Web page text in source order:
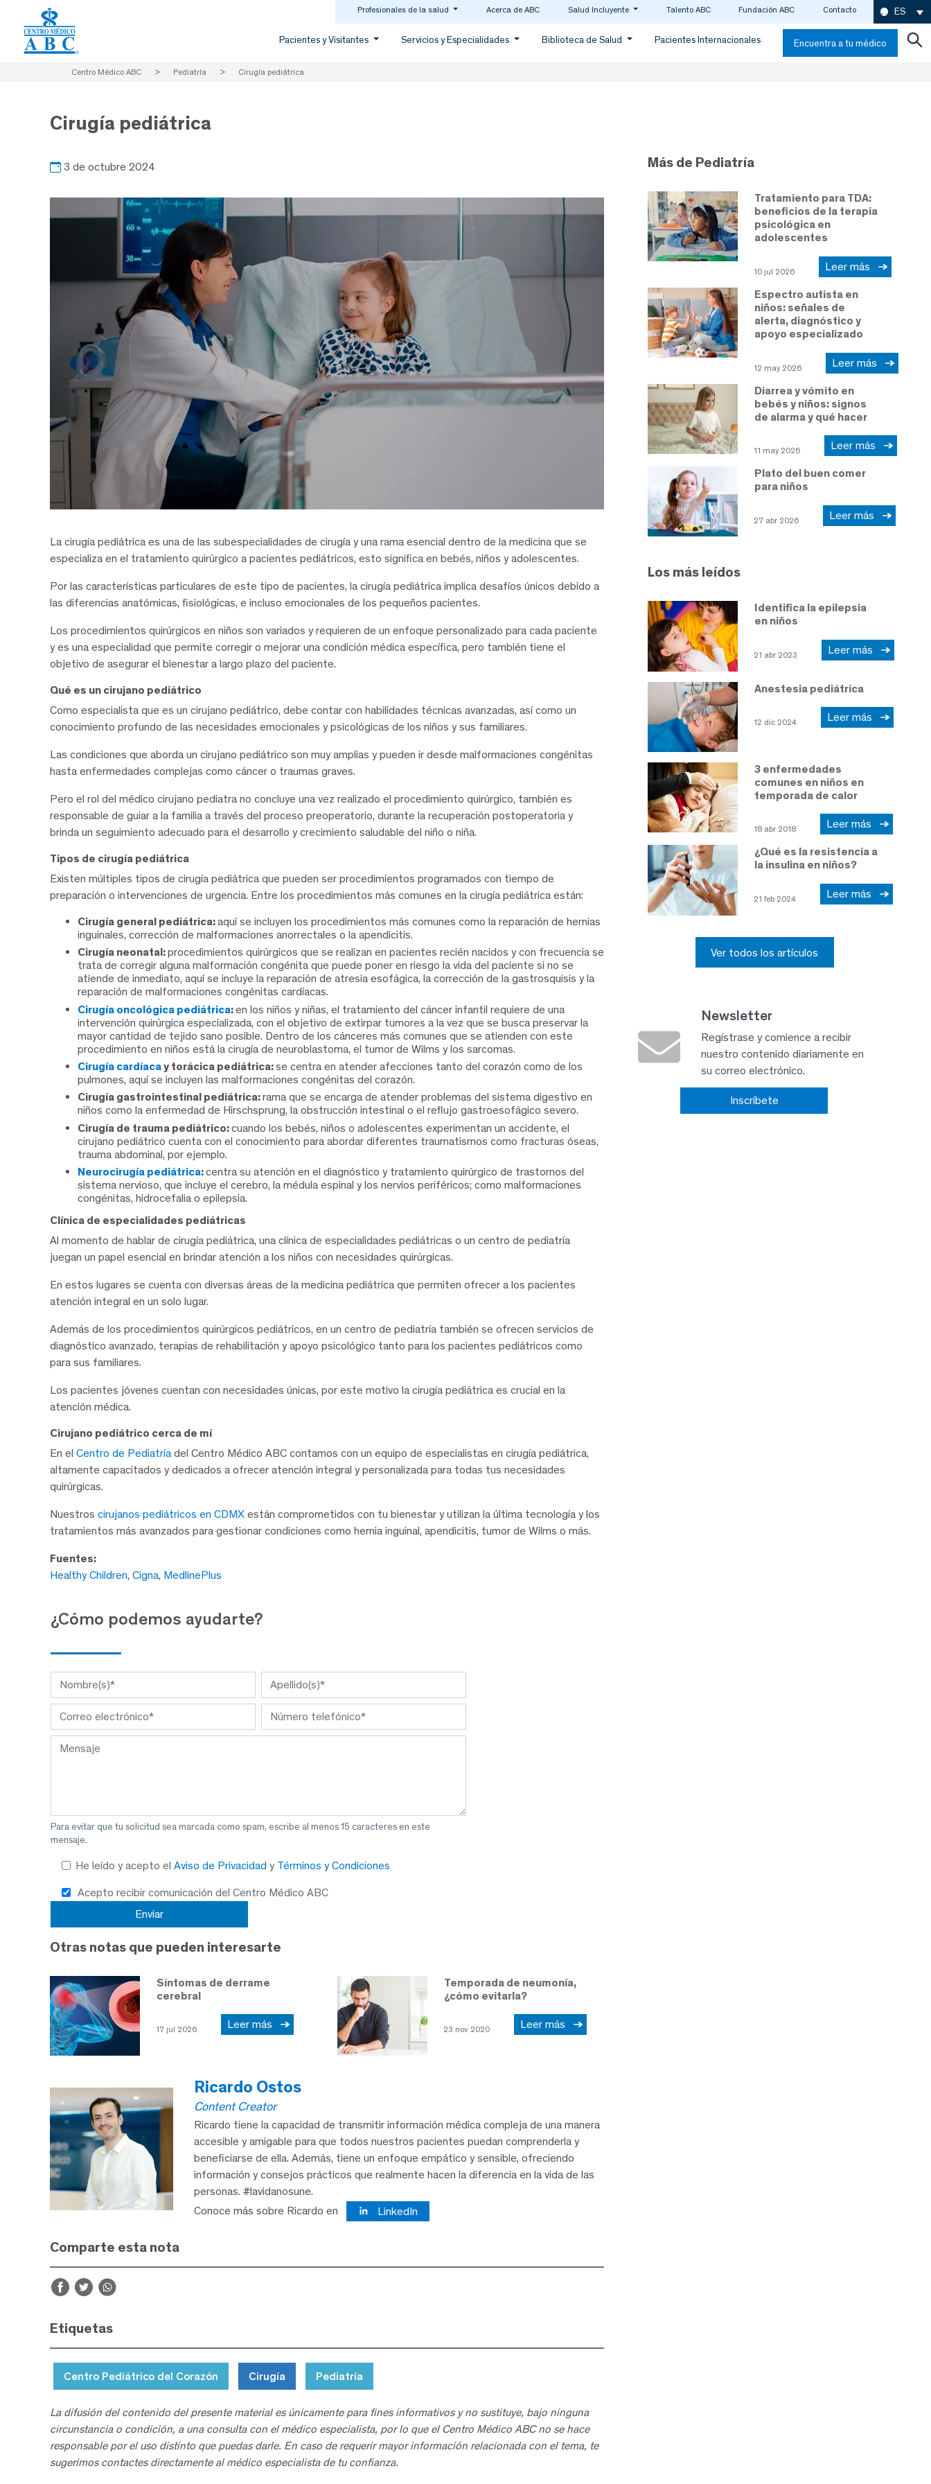
Profesionales de la salud Acerca de ABC Salud Incluyente Talento ABC Fundación ABC Contacto ES
Pacientes y Visitantes Servicios y Especialidades Biblioteca de Salud Pacientes Internacionales Encuentra a tu médico
Centro Médico ABC > Pediatría > Cirugía pediátrica
Cirugía pediátrica
3 de octubre 2024
La cirugía pediátrica es una de las subespecialidades de cirugía y una rama esencial dentro de la medicina que se
especializa en el tratamiento quirúrgico a pacientes pediátricos, esto significa en bebés, niños y adolescentes.
Por las características particulares de este tipo de pacientes, la cirugía pediátrica implica desafíos únicos debido a
las diferencias anatómicas, fisiológicas, e incluso emocionales de los pequeños pacientes.
Los procedimientos quirúrgicos en niños son variados y requieren de un enfoque personalizado para cada paciente
y es una especialidad que permite corregir o mejorar una condición médica específica, pero también tiene el
objetivo de asegurar el bienestar a largo plazo del paciente.
Qué es un cirujano pediátrico
Como especialista que es un cirujano pediátrico, debe contar con habilidades técnicas avanzadas, así como un
conocimiento profundo de las necesidades emocionales y psicológicas de los niños y sus familiares.
Las condiciones que aborda un cirujano pediátrico son muy amplias y pueden ir desde malformaciones congénitas
hasta enfermedades complejas como cáncer o traumas graves.
Pero el rol del médico cirujano pediatra no concluye una vez realizado el procedimiento quirúrgico, también es
responsable de guiar a la familia a través del proceso preoperatorio, durante la recuperación postoperatoria y
brinda un seguimiento adecuado para el desarrollo y crecimiento saludable del niño o niña.
Tipos de cirugía pediátrica
Existen múltiples tipos de cirugía pediátrica que pueden ser procedimientos programados con tiempo de
preparación o intervenciones de urgencia. Entre los procedimientos más comunes en la cirugía pediátrica están:
Cirugía general pediátrica:aquí se incluyen los procedimientos más comunes como la reparación de hernias
inguinales, corrección de malformaciones anorrectales o la apendicitis.
Cirugía neonatal:procedimientos quirúrgicos que se realizan en pacientes recién nacidos y con frecuencia se
trata de corregir alguna malformación congénita que puede poner en riesgo la vida del paciente si no se
atiende de inmediato, aquí se incluye la reparación de atresia esofágica, la corrección de la gastrosquisis y la
reparación de malformaciones congénitas cardíacas.
Cirugía oncológica pediátrica:en los niños y niñas, el tratamiento del cáncer infantil requiere de una
intervención quirúrgica especializada, con el objetivo de extirpar tumores a la vez que se busca preservar la
mayor cantidad de tejido sano posible. Dentro de los cánceres más comunes que se atienden con este
procedimiento en niños está la cirugía de neuroblastoma, el tumor de Wilms y los sarcomas.
Cirugía cardíacay torácica pediátrica:se centra en atender afecciones tanto del corazón como de los
pulmones, aquí se incluyen las malformaciones congénitas del corazón.
Cirugía gastrointestinal pediátrica:rama que se encarga de atender problemas del sistema digestivo en
niños como la enfermedad de Hirschsprung, la obstrucción intestinal o el reflujo gastroesofágico severo.
Cirugía de trauma pediátrico:cuando los bebés, niños o adolescentes experimentan un accidente, el
cirujano pediátrico cuenta con el conocimiento para abordar diferentes traumatismos como fracturas óseas,
trauma abdominal, por ejemplo.
Neurocirugía pediátrica:centra su atención en el diagnóstico y tratamiento quirúrgico de trastornos del
sistema nervioso, que incluye el cerebro, la médula espinal y los nervios periféricos; como malformaciones
congénitas, hidrocefalia o epilepsia.
Clínica de especialidades pediátricas
Al momento de hablar de cirugía pediátrica, una clínica de especialidades pediátricas o un centro de pediatría
juegan un papel esencial en brindar atención a los niños con necesidades quirúrgicas.
En estos lugares se cuenta con diversas áreas de la medicina pediátrica que permiten ofrecer a los pacientes
atención integral en un solo lugar.
Además de los procedimientos quirúrgicos pediátricos, en un centro de pediatría también se ofrecen servicios de
diagnóstico avanzado, terapias de rehabilitación y apoyo psicológico tanto para los pacientes pediátricos como
para sus familiares.
Los pacientes jóvenes cuentan con necesidades únicas, por este motivo la cirugía pediátrica es crucial en la
atención médica.
Cirujano pediátrico cerca de mí
En el Centro de Pediatría del Centro Médico ABC contamos con un equipo de especialistas en cirugía pediátrica,
altamente capacitados y dedicados a ofrecer atención integral y personalizada para todas tus necesidades
quirúrgicas.
Nuestros cirujanos pediátricos en CDMX están comprometidos con tu bienestar y utilizan la última tecnología y los
tratamientos más avanzados para gestionar condiciones como hernia inguinal, apendicitis, tumor de Wilms o más.
Fuentes:
Healthy Children, Cigna, MedlinePlus
¿Cómo podemos ayudarte?
Para evitar que tu solicitud sea marcada como spam, escribe al menos 15 caracteres en este
mensaje.
He leído y acepto el Aviso de Privacidad y Términos y Condiciones
Acepto recibir comunicación del Centro Médico ABC
Otras notas que pueden interesarte
Síntomas de derrame
cerebral
17 jul 2026 Leer más
Temporada de neumonía,
¿cómo evitarla?
23 nov 2020 Leer más
Ricardo Ostos
Content Creator
Ricardo tiene la capacidad de transmitir información médica compleja de una manera
accesible y amigable para que todos nuestros pacientes puedan comprenderla y
beneficiarse de ella. Además, tiene un enfoque empático y sensible, ofreciendo
información y consejos prácticos que realmente hacen la diferencia en la vida de las
personas. #lavidanosune.
Conoce más sobre Ricardo en
LinkedIn
Comparte esta nota
Etiquetas
Centro Pediátrico del Corazón Cirugía Pediatría
La difusión del contenido del presente material es únicamente para fines informativos y no sustituye, bajo ninguna
circunstancia o condición, a una consulta con el médico especialista, por lo que el Centro Médico ABC no se hace
responsable por el uso distinto que puedas darle. En caso de requerir mayor información relacionada con el tema, te
sugerimos contactes directamente al médico especialista de tu confianza.
Más de Pediatría
Tratamiento para TDA:
beneficios de la terapia
psicológica en
adolescentes
10 jul 2026 Leer más
Espectro autista en
niños: señales de
alerta, diagnóstico y
apoyo especializado
12 may 2026 Leer más
Diarrea y vómito en
bebés y niños: signos
de alarma y qué hacer
11 may 2026 Leer más
Plato del buen comer
para niños
27 abr 2026 Leer más
Los más leídos
Identifica la epilepsia
en niños
21 abr 2023 Leer más
Anestesia pediátrica
12 dic 2024 Leer más
3 enfermedades
comunes en niños en
temporada de calor
18 abr 2018 Leer más
¿Qué es la resistencia a
la insulina en niños?
21 feb 2024 Leer más
Ver todos los artículos
Newsletter
Regístrase y comience a recibir
nuestro contenido diariamente en
su correo electrónico.
Inscríbete